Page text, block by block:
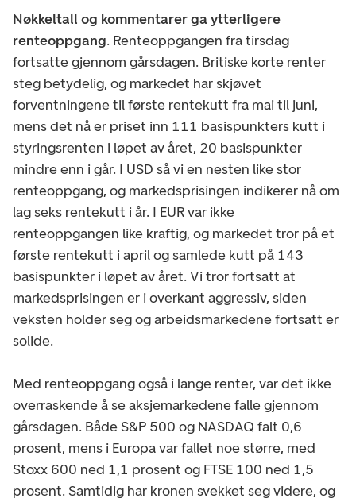
Nøkkeltall og kommentarer ga ytterligere
renteoppgang. Renteoppgangen fra tirsdag
fortsatte gjennom gårsdagen. Britiske korte renter
steg betydelig, og markedet har skjøvet
forventningene til første rentekutt fra mai til juni,
mens det nå er priset inn 111 basispunkters kutt i
styringsrenten i løpet av året, 20 basispunkter
mindre enn i går. I USD så vi en nesten like stor
renteoppgang, og markedsprisingen indikerer nå om
lag seks rentekutt i år. I EUR var ikke
renteoppgangen like kraftig, og markedet tror på et
første rentekutt i april og samlede kutt på 143
basispunkter i løpet av året. Vi tror fortsatt at
markedsprisingen er i overkant aggressiv, siden
veksten holder seg og arbeidsmarkedene fortsatt er
solide.
Med renteoppgang også i lange renter, var det ikke
overraskende å se aksjemarkedene falle gjennom
gårsdagen. Både S&P 500 og NASDAQ falt 0,6
prosent, mens i Europa var fallet noe større, med
Stoxx 600 ned 1,1 prosent og FTSE 100 ned 1,5
prosent. Samtidig har kronen svekket seg videre, og